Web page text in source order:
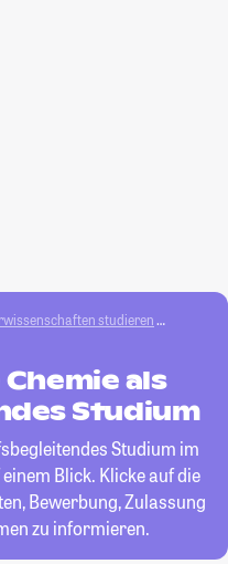
studieren
als
Studium
Studium im
Blick. Klicke auf die
Bewerbung, Zulassung
zu informieren.